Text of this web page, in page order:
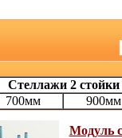
Стеллажи 2 стойки
700мм
900мм
Модуль